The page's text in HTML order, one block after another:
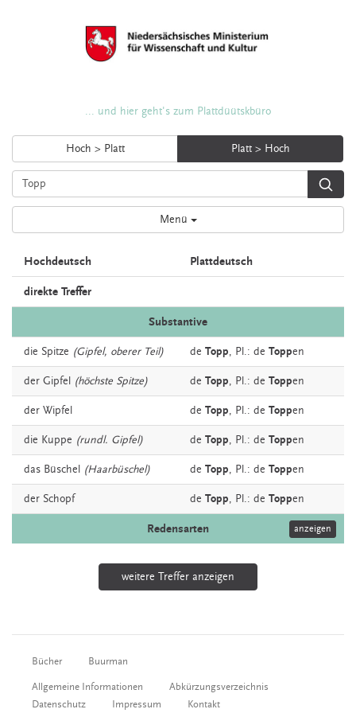
... und hier geht's zum Plattdüütskbüro
Hoch > Platt Platt > Hoch
Menü
Hochdeutsch Plattdeutsch
direkte Treffer
Substantive
die Spitze (Gipfel, oberer Teil) de Topp, Pl.: de Toppen
der Gipfel (höchste Spitze) de Topp, Pl.: de Toppen
der Wipfel de Topp, Pl.: de Toppen
die Kuppe (rundl. Gipfel) de Topp, Pl.: de Toppen
das Büschel (Haarbüschel) de Topp, Pl.: de Toppen
der Schopf de Topp, Pl.: de Toppen
Redensarten anzeigen
weitere Treffer anzeigen
Bücher Buurman
Allgemeine Informationen
Abkürzungsverzeichnis
Datenschutz
Impressum Kontakt